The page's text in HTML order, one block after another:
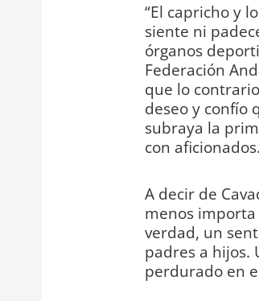
“El capricho y
siente ni
órganos
Federación
que lo
deseo y confío
subraya la
con aficionados.
A decir de
menos
verdad, un
padres a hijos.
perdurado en